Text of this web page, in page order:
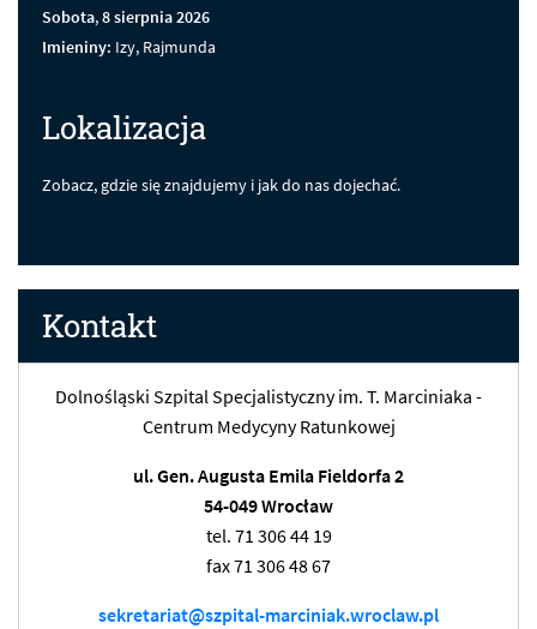
Sobota,8sierpnia2026
Imieniny: Izy, Rajmunda
Lokalizacja
Zobacz, gdzie się znajdujemy i jak do nas dojechać.
Kontakt
Dolnośląski Szpital Specjalistyczny im. T. Marciniaka -
Centrum Medycyny Ratunkowej
ul. Gen. Augusta Emila Fieldorfa 2
54-049 Wrocław
tel. 71 306 44 19
fax 71 306 48 67
sekretariat@szpital-marciniak.wroclaw.pl